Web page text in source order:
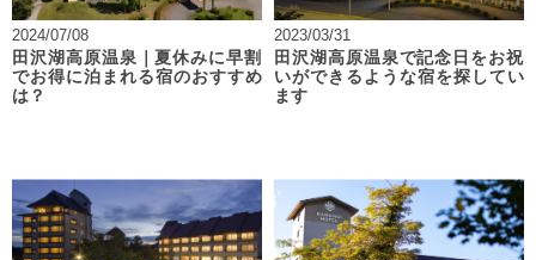
2024/07/08
田沢湖高原温泉｜夏休みに早割
でお得に泊まれる宿のおすすめ
は？
2023/03/31
田沢湖高原温泉で記念日をお祝
いができるような宿を探してい
ます